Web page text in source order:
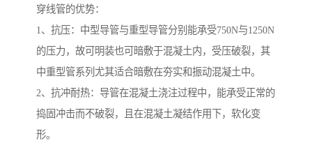
穿线管的优势：
1、抗压：中型导管与重型导管分别能承受750N与1250N
的压力，故可明装也可暗敷于混凝土内，受压破裂，其
中重型管系列尤其适合暗敷在夯实和振动混凝土中。
2、抗冲耐热：导管在混凝土浇注过程中，能承受正常的
捣固冲击而不破裂，且在混凝土凝结作用下，软化变
形。